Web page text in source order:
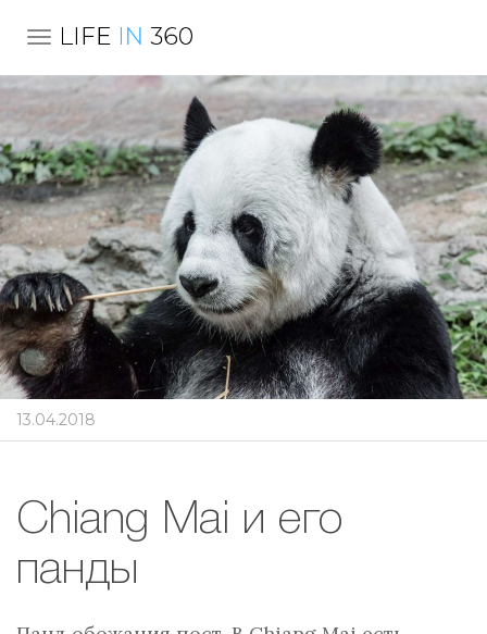
TOGGLE NAVIGATION
13.04.2018
Chiang Mai и его
панды